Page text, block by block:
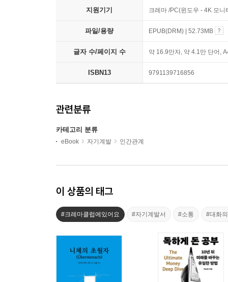
지원기기 크레마 /PC(윈도우 - 4K 모
파일/용량 EPUB(DRM) | 52.73MB
글자 수/페이지 수 약 16.9만자, 약 4.1만 단어,
ISBN13 9791139716856
관련분류
카테고리 분류
eBook 자기계발 인간관계
이 상품의 태그
#크레마클럽에있어요 #자기계발서 #소통 #대화